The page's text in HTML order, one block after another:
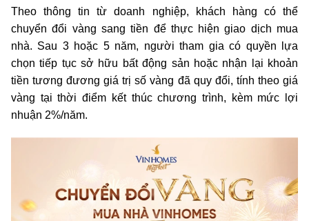
Theo thông tin từ doanh nghiệp, khách hàng có thể
chuyển đổi vàng sang tiền để thực hiện giao dịch mua
nhà. Sau 3 hoặc 5 năm, người tham gia có quyền lựa
chọn tiếp tục sở hữu bất động sản hoặc nhận lại khoản
tiền tương đương giá trị số vàng đã quy đổi, tính theo giá
vàng tại thời điểm kết thúc chương trình, kèm mức lợi
nhuận 2%/năm.